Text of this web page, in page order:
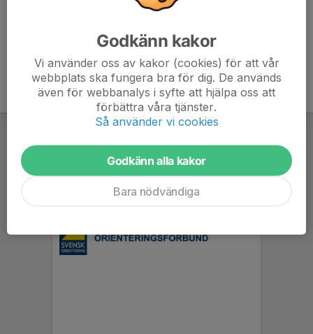
Godkänn kakor
Vi använder oss av kakor (cookies) för att vår
webbplats ska fungera bra för dig. De används
även för webbanalys i syfte att hjälpa oss att
förbättra våra tjänster.
Så använder vi cookies
Godkänn alla kakor
Bara nödvändiga